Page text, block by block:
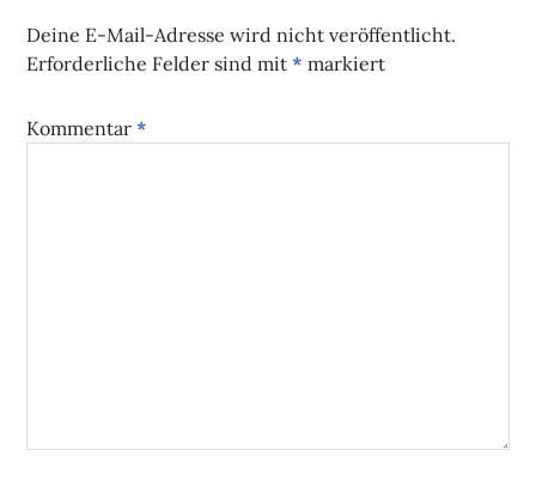
Deine E-Mail-Adresse wird nicht veröffentlicht.
Erforderliche Felder sind mit* markiert
Kommentar*